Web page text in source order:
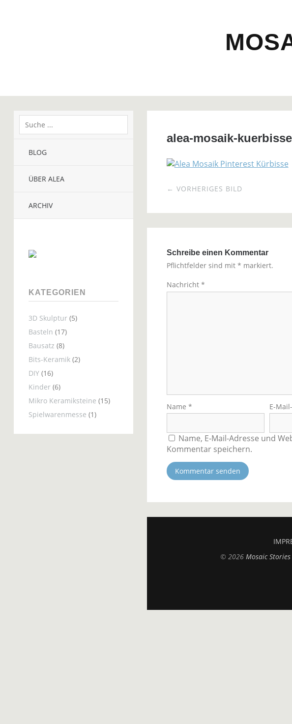
BLOG
ÜBER ALEA
ARCHIV
KATEGORIEN
3D Skulptur (5)
Basteln (17)
Bausatz (8)
Bits-Keramik (2)
DIY (16)
Kinder (6)
Mikro Keramiksteine (15)
Spielwarenmesse (1)
alea-mosaik-
← VORHERIGES BILD
Schreibe einen Kommentar
Pflichtfelder sind mit * markiert.
Nachricht *
Name * E-
Name, E-Mail-Adresse und
Kommentar speichern.
© 2026Mosaic Stories